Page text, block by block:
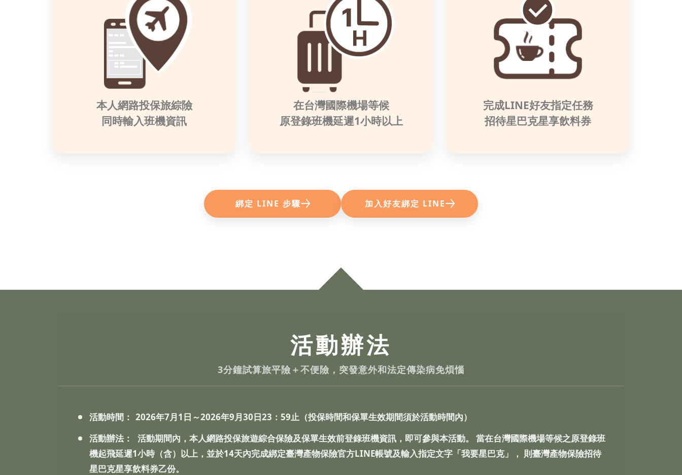
本人網路投保旅綜險
同時輸入班機資訊
在台灣國際機場等候
原登錄班機延遲1小時以上
完成LINE好友指定任務
招待星巴克星享飲料券
綁定 LINE 步驟 加入好友綁定 LINE
活動辦法
3分鐘試算旅平險＋不便險，突發意外和法定傳染病免煩惱
活動時間： 2026年7月1日～2026年9月30日23：59止（投保時間和保單生效期間須於活動時間內）
活動辦法：
活動期間內，本人網路投保旅遊綜合保險及保單生效前登錄班機資訊，即可參與本活動。 當在台灣國際機場等候之原登錄班
機起飛延遲1小時（含）以上，並於14天內完成綁定臺灣產物保險官方LINE帳號及輸入指定文字「我要星巴克」， 則臺灣產物保險招待
星巴克星享飲料券乙份。